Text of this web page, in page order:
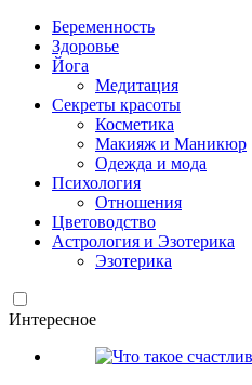
Беременность
Здоровье
Йога
Медитация
Секреты красоты
Косметика
Макияж и Маникюр
Одежда и мода
Психология
Отношения
Цветоводство
Астрология и Эзотерика
Эзотерика
Интересное